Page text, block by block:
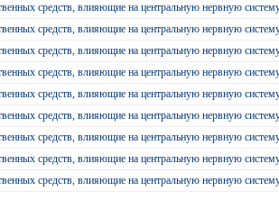
средств, влияющие на центральную нервную
средств, влияющие на центральную нервную
средств, влияющие на центральную нервную
средств, влияющие на центральную нервную
средств, влияющие на центральную нервную
средств, влияющие на центральную нервную
средств, влияющие на центральную нервную
средств, влияющие на центральную нервную
средств, влияющие на центральную нервную